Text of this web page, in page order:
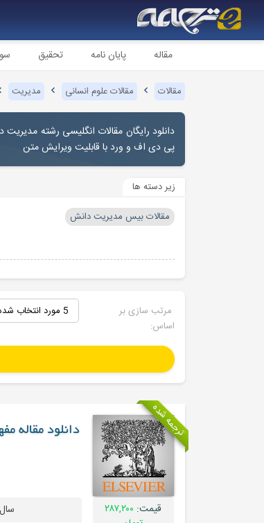
مقاله پایان نامه تحقیق
مقالات مقالات علوم انسانی مدیریت
دانلود رایگان مقالات انگلیسی رشته
پی دی اف و ورد با قابلیت ویرایش متن
زیر دسته ها
مقالات بیس مدیریت دانش
مرتب سازی بر
اساس:
5 مورد انتخاب شده
ترجمه شده
قیمت: ۲۸۷,۲۰۰
دانلود مقاله